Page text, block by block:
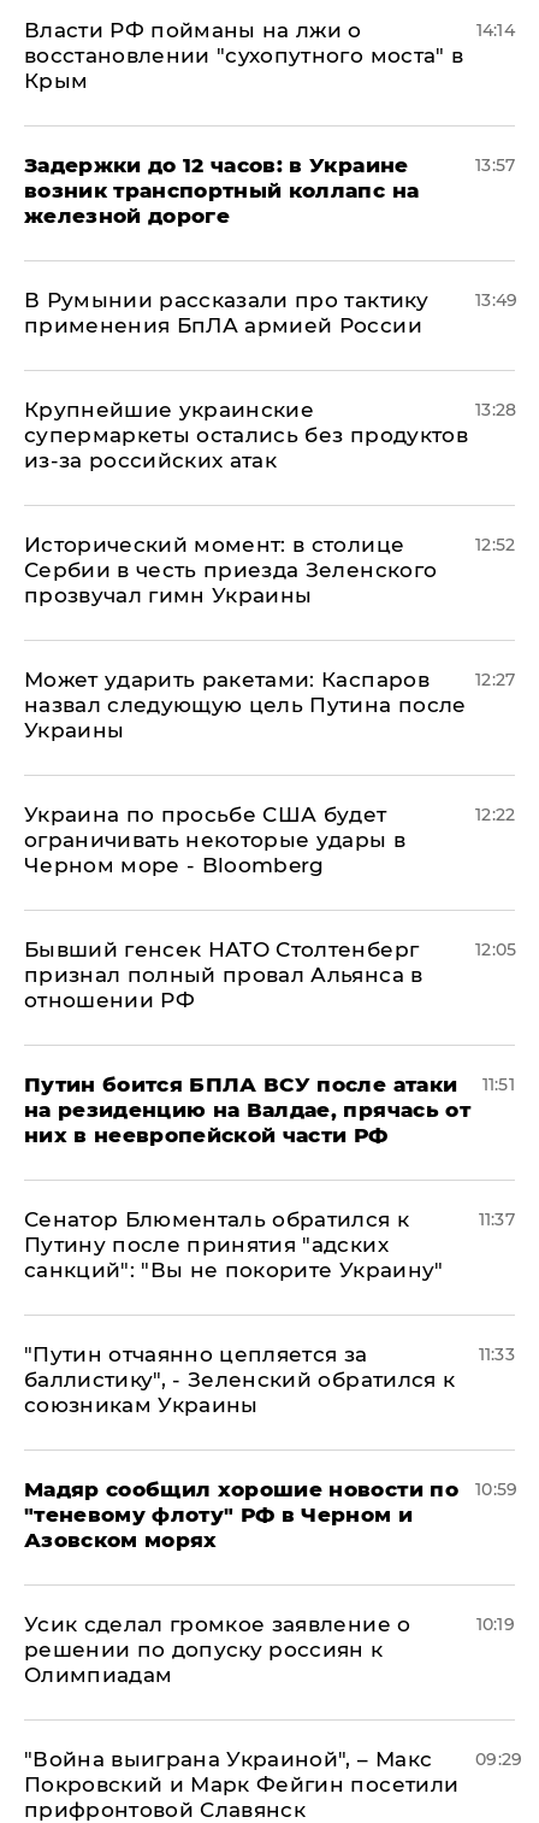
Власти РФ пойманы на лжи о
восстановлении "сухопутного моста" в
Крым
14:14
Задержки до 12 часов: в Украине
возник транспортный коллапс на
железной дороге
13:57
В Румынии рассказали про тактику
применения БпЛА армией России
13:49
Крупнейшие украинские
супермаркеты остались без продуктов
из-за российских атак
13:28
Исторический момент: в столице
Сербии в честь приезда Зеленского
прозвучал гимн Украины
12:52
Может ударить ракетами: Каспаров
назвал следующую цель Путина после
Украины
12:27
Украина по просьбе США будет
ограничивать некоторые удары в
Черном море - Bloomberg
12:22
Бывший генсек НАТО Столтенберг
признал полный провал Альянса в
отношении РФ
12:05
Путин боится БПЛА ВСУ после атаки
на резиденцию на Валдае, прячась от
них в неевропейской части РФ
11:51
Сенатор Блюменталь обратился к
Путину после принятия "адских
санкций": "Вы не покорите Украину"
11:37
"Путин отчаянно цепляется за
баллистику", - Зеленский обратился к
союзникам Украины
11:33
Мадяр сообщил хорошие новости по
"теневому флоту" РФ в Черном и
Азовском морях
10:59
Усик сделал громкое заявление о
решении по допуску россиян к
Олимпиадам
10:19
"Война выиграна Украиной", – Макс
Покровский и Марк Фейгин посетили
прифронтовой Славянск
09:29